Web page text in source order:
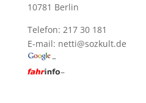
10781 Berlin
Telefon: 217 30 181
E-mail: netti@sozkult.de
–
–